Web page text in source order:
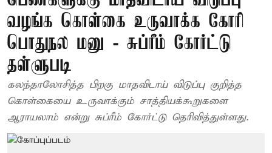
வழங்க கொள்கை உருவாக்க கோரி
பொதுநல மனு - சுப்ரீம் கோர்ட்டு
தள்ளுபடி
கலந்தாலோசித்த பிறகு மாதவிடாய் விடுப்பு குறித்த
கொள்கையை உருவாக்கும் சாத்தியக்கூறுகளை
ஆராயலாம் என்று சுப்ரீம் கோர்ட்டு தெரிவித்துள்ளது.